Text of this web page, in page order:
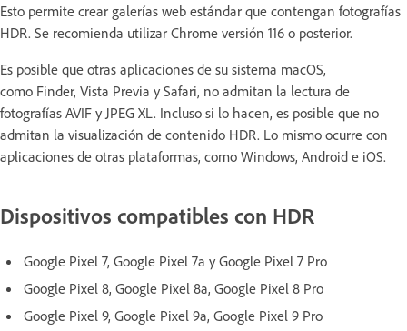
Esto permite crear galerías web estándar que contengan fotografías
HDR. Se recomienda utilizar Chrome versión 116 o posterior.
Es posible que otras aplicaciones de su sistema macOS,
como Finder, Vista Previa y Safari, no admitan la lectura de
fotografías AVIF y JPEG XL. Incluso si lo hacen, es posible que no
admitan la visualización de contenido HDR. Lo mismo ocurre con
aplicaciones de otras plataformas, como Windows, Android e iOS.
Dispositivos compatibles con HDR
Google Pixel 7, Google Pixel 7a y Google Pixel 7 Pro
Google Pixel 8, Google Pixel 8a, Google Pixel 8 Pro
Google Pixel 9, Google Pixel 9a, Google Pixel 9 Pro